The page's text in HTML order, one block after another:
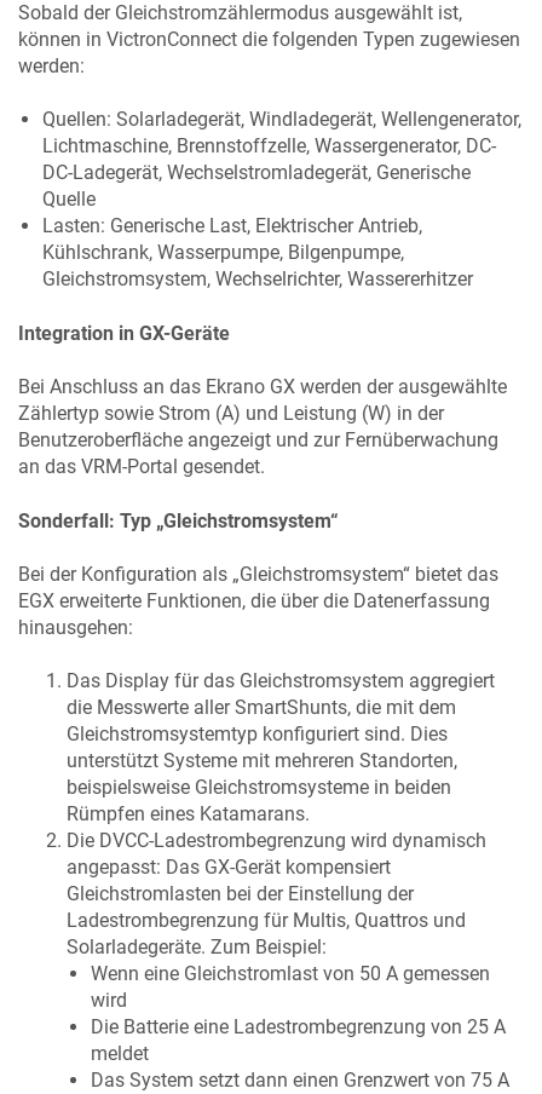
Sobald der Gleichstromzählermodus ausgewählt ist,
können in VictronConnect die folgenden Typen zugewiesen
werden:
Quellen: Solarladegerät, Windladegerät, Wellengenerator,
Lichtmaschine, Brennstoffzelle, Wassergenerator, DC-
DC-Ladegerät, Wechselstromladegerät, Generische
Quelle
Lasten: Generische Last, Elektrischer Antrieb,
Kühlschrank, Wasserpumpe, Bilgenpumpe,
Gleichstromsystem, Wechselrichter, Wassererhitzer
Integration in GX-Geräte
Bei Anschluss an das Ekrano GX werden der ausgewählte
Zählertyp sowie Strom (A) und Leistung (W) in der
Benutzeroberfläche angezeigt und zur Fernüberwachung
an das VRM-Portal gesendet.
Sonderfall: Typ „Gleichstromsystem“
Bei der Konfiguration als „Gleichstromsystem“ bietet das
EGX erweiterte Funktionen, die über die Datenerfassung
hinausgehen:
Das Display für das Gleichstromsystem aggregiert
die Messwerte aller SmartShunts, die mit dem
Gleichstromsystemtyp konfiguriert sind. Dies
unterstützt Systeme mit mehreren Standorten,
beispielsweise Gleichstromsysteme in beiden
Rümpfen eines Katamarans.
Die DVCC-Ladestrombegrenzung wird dynamisch
angepasst: Das GX-Gerät kompensiert
Gleichstromlasten bei der Einstellung der
Ladestrombegrenzung für Multis, Quattros und
Solarladegeräte. Zum Beispiel:
Wenn eine Gleichstromlast von 50 A gemessen
wird
Die Batterie eine Ladestrombegrenzung von 25 A
meldet
Das System setzt dann einen Grenzwert von 75 A